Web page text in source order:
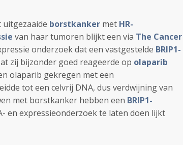
uitgezaaide borstkanker met HR-
van haar tumoren blijkt een via The Cancer
onderzoek dat een vastgestelde BRIP1-
zij bijzonder goed reageerde op olaparib
olaparib gekregen met een
tot een celvrij DNA, dus verdwijning van
met borstkanker hebben een BRIP1-
en expressieonderzoek te laten doen lijkt